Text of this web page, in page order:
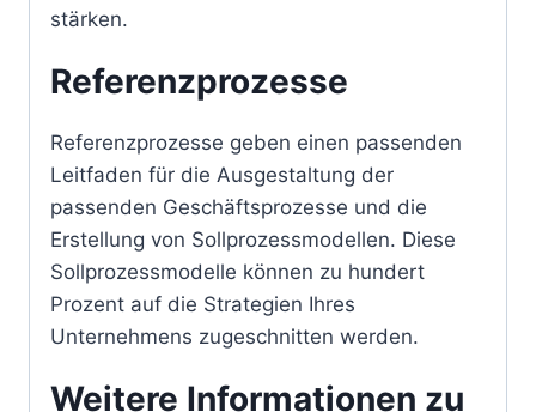
stärken.
Referenzprozesse
Referenzprozesse geben einen passenden
Leitfaden für die Ausgestaltung der
passenden Geschäftsprozesse und die
Erstellung von Sollprozessmodellen. Diese
Sollprozessmodelle können zu hundert
Prozent auf die Strategien Ihres
Unternehmens zugeschnitten werden.
Weitere Informationen zu